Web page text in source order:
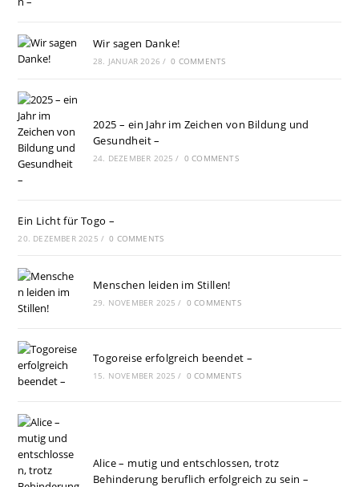
Wir sagen Danke!
28. JANUAR 2026 / 0 COMMENTS
2025 – ein Jahr im Zeichen von Bildung und
Gesundheit –
24. DEZEMBER 2025 / 0 COMMENTS
Ein Licht für Togo –
20. DEZEMBER 2025 / 0 COMMENTS
Menschen leiden im Stillen!
29. NOVEMBER 2025 / 0 COMMENTS
Togoreise erfolgreich beendet –
15. NOVEMBER 2025 / 0 COMMENTS
Alice – mutig und entschlossen, trotz
Behinderung beruflich erfolgreich zu sein –